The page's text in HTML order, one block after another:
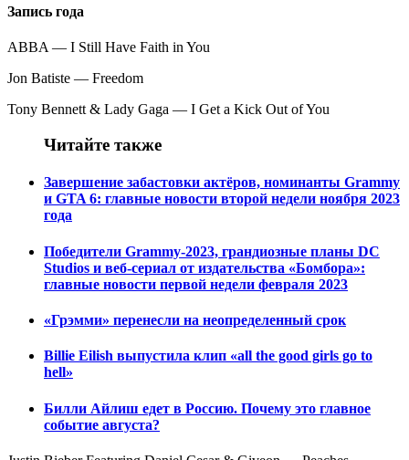
Запись года
ABBA — I Still Have Faith in You
Jon Batiste — Freedom
Tony Bennett & Lady Gaga — I Get a Kick Out of You
Читайте также
Завершение забастовки актёров, номинанты Grammy
и GTA 6: главные новости второй недели ноября 2023
года
Победители Grammy-2023, грандиозные планы DC
Studios и веб-сериал от издательства «Бомбора»:
главные новости первой недели февраля 2023
«Грэмми» перенесли на неопределенный срок
Billie Eilish выпустила клип «all the good girls go to
hell»
Билли Айлиш едет в Россию. Почему это главное
событие августа?